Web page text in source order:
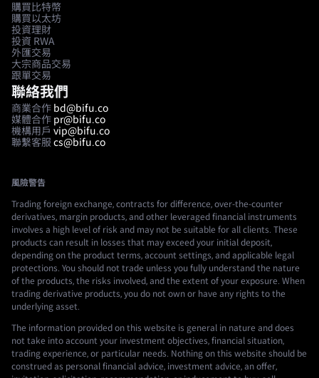
購買比特幣
購買以太坊
投資理財
投資 RWA
外匯交易
大宗商品交易
跟單交易
聯絡我們
商業合作 bd@bifu.co
媒體合作 pr@bifu.co
機構用戶 vip@bifu.co
聯繫客服 cs@bifu.co
風險警告
Trading foreign exchange, contracts for difference, over-the-counter
derivatives, margin products, and other leveraged financial instruments
involves a high level of risk and may not be suitable for all clients. These
products can result in losses that may exceed your initial deposit,
depending on the product terms, account settings, and applicable legal
protections. You should not trade unless you fully understand the nature
of the products, the risks involved, and the extent of your exposure. When
trading derivative products, you do not own or have any rights to the
underlying asset.
The information provided on this website is general in nature and does
not take into account your investment objectives, financial situation,
trading experience, or particular needs. Nothing on this website should be
construed as personal financial advice, investment advice, an offer,